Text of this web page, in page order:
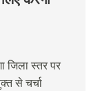
जिला स्तर पर
से चर्चा